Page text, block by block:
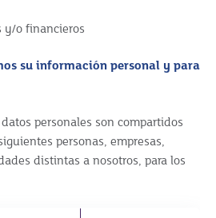
y/o financieros
su información personal y para
personales son compartidos
personas, empresas,
distintas a nosotros, para los